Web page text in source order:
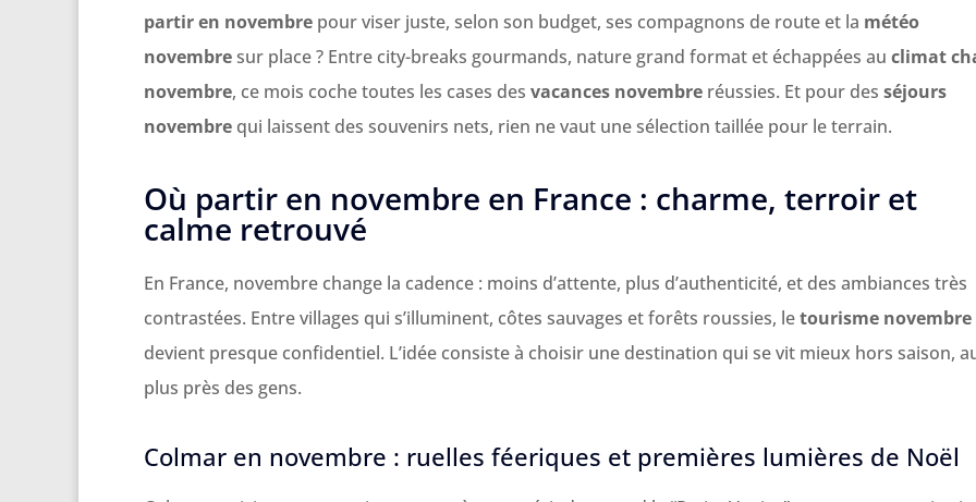
partir en novembre pour viser juste, selon son budget, ses compagnons de route et la météo
novembresur place ? Entre city-breaks gourmands, nature grand format et échappées au climat
novembre, ce mois coche toutes les cases des vacances novembre réussies. Et pour des séjours
novembre qui laissent des souvenirs nets, rien ne vaut une sélection taillée pour le terrain.
Où partir en novembre en France : charme, terroir et
calme retrouvé
En France, novembre change la cadence : moins d’attente, plus d’authenticité, et des ambiances très
contrastées. Entre villages qui s’illuminent, côtes sauvages et forêts roussies, letourisme novembre
devient presque confidentiel. L’idée consiste à choisir une destination qui se vit mieux hors saison,
plus près des gens.
Colmar en novembre : ruelles féeriques et premières lumières de Noël